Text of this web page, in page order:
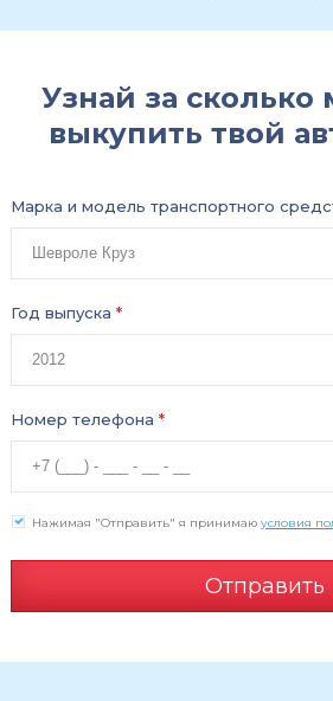
Узнай за сколько
выкупить твой
Марка и модель транспортного
Год выпуска *
Номер телефона *
Отправить
Нажимая "Отправить" я принимаю условия